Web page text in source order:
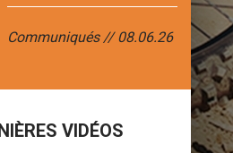
Communiqués 08.06.26
VIDÉOS